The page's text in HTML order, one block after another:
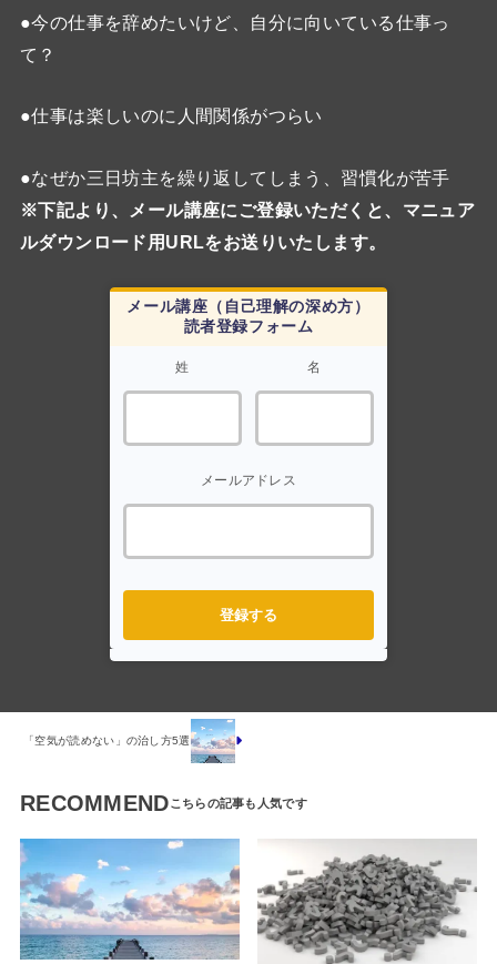
●今の仕事を辞めたいけど、自分に向いている仕事っ
て？
●仕事は楽しいのに人間関係がつらい
●なぜか三日坊主を繰り返してしまう、習慣化が苦手
※下記より、メール講座にご登録いただくと、マニュア
ルダウンロード用URLをお送りいたします。
メール講座（自己理解の深め方）
読者登録フォーム
姓 名
メールアドレス
登録する
「空気が読めない」の治し方5選
RECOMMEND